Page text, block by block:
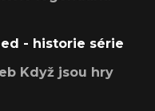
- historie série
Když jsou hry